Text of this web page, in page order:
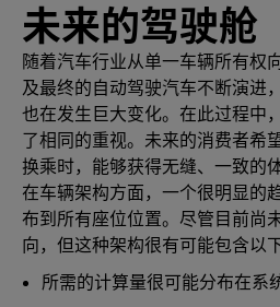
未来的驾驶舱
随着汽车行业从单一车辆所有权
及最终的自动驾驶汽车不断演进
也在发生巨大变化。在此过程中
了相同的重视。未来的消费者希
换乘时，能够获得无缝、一致的体
在车辆架构方面，一个很明显的
布到所有座位位置。尽管目前尚
向，但这种架构很有可能包含以
所需的计算量很可能分布在系